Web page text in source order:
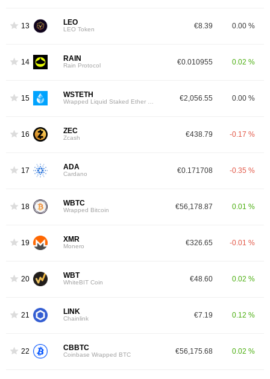
13 LEO
LEO Token €8.39 0.00 %
14 RAIN
Rain Protocol €0.010955 0.02 %
15 WSTETH €2,056.55 0.00 %
16 ZEC
Zcash €438.79 -0.17 %
17 ADA
Cardano €0.171708 -0.35 %
18 WBTC
Wrapped Bitcoin €56,178.87 0.01 %
19 XMR
Monero €326.65 -0.01 %
20 WBT
WhiteBIT Coin €48.60 0.02 %
21 LINK
Chainlink €7.19 0.12 %
22 CBBTC
Coinbase Wrapped BTC €56,175.68 0.02 %